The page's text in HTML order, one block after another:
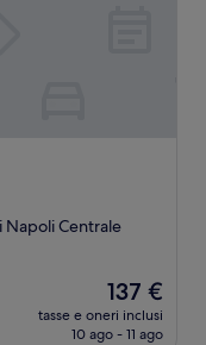
Napoli Centrale
Il
prezzo
attuale
137 €
tasse e oneri inclusi
10 ago - 11 ago